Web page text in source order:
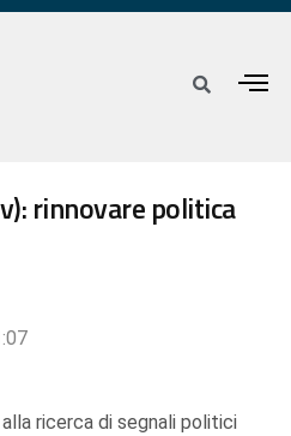
rinnovare politica
ricerca di segnali politici